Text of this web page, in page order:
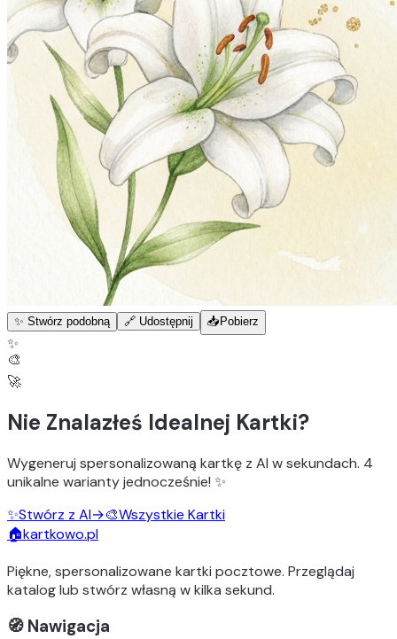
✨ Stwórz podobną 🔗 Udostępnij 📥 Pobierz
✨
🎨
🚀
Nie Znalazłeś Idealnej Kartki?
Wygeneruj spersonalizowaną kartkę z AI w sekundach. 4
unikalne wariantyjednocześnie! ✨
✨Stwórz z AI→🎨Wszystkie Kartki
🏠kartkowo.pl
Piękne, spersonalizowane kartki pocztowe. Przeglądaj
katalog lub stwórz własną w kilka sekund.
🧭 Nawigacja